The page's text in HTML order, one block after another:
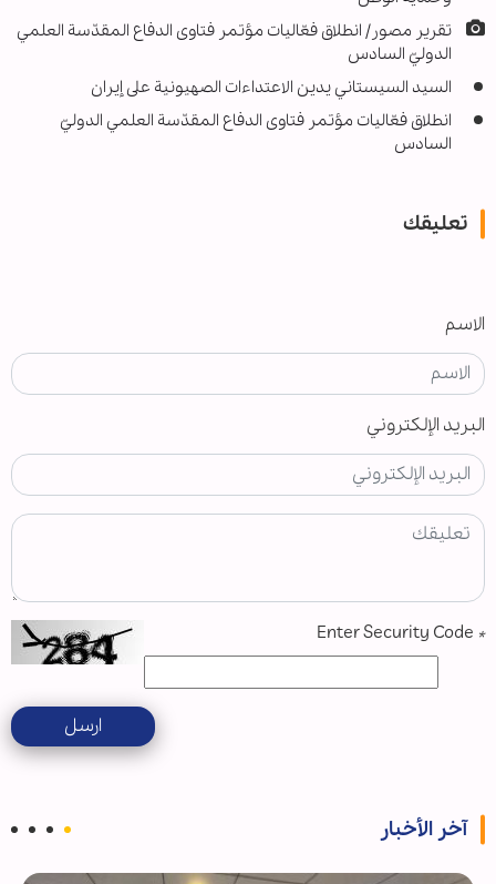
تقرير مصور/ انطلاق فعّاليات مؤتمر فتاوى الدفاع المقدّسة العلمي
الدوليّ السادس
السيد السيستاني يدين الاعتداءات الصهيونية على إيران
انطلاق فعّاليات مؤتمر فتاوى الدفاع المقدّسة العلمي الدوليّ
السادس
تعليقك
الاسم
البريد الإلكتروني
*
ارسل
آخر الأخبار